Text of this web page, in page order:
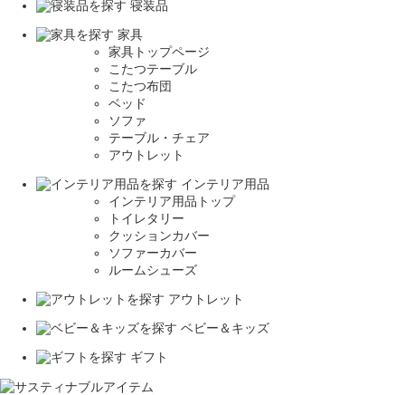
寝装品
家具
家具トップページ
こたつテーブル
こたつ布団
ベッド
ソファ
テーブル・チェア
アウトレット
インテリア用品
インテリア用品トップ
トイレタリー
クッションカバー
ソファーカバー
ルームシューズ
アウトレット
ベビー＆キッズ
ギフト